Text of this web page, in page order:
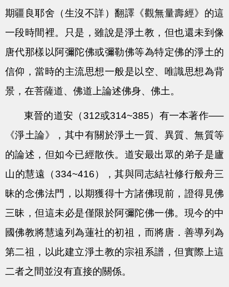
期疆良耶舍（生沒不詳）翻譯《觀無量壽經》的這
一段時間裡。只是，雖說是淨土教，但也還未到像
唐代那樣以阿彌陀佛或彌勒佛等為特定佛的淨土的
信仰，當時的主流思想一般是以空、唯識思想為背
景，在菩薩道、佛道上論述佛身、佛土。
東晉的道安（312或314~385）有一本著作—–
《淨土論》，其中有關於淨土一質、異質、無質等
的論述，但如今已經散佚。道安最出眾的弟子是廬
山的慧遠（334~416），其與同志結社修行般舟三
昧的念佛法門，以期獲得十方諸佛現前，證得見佛
三昧，但這未必是僅限於阿彌陀佛一佛。現今的中
國佛教將慧遠列為蓮社的初祖，而將唐．善導列為
第二祖，以此建立淨土教的宗祖系譜，但實際上這
二者之間並沒有直接的關係。